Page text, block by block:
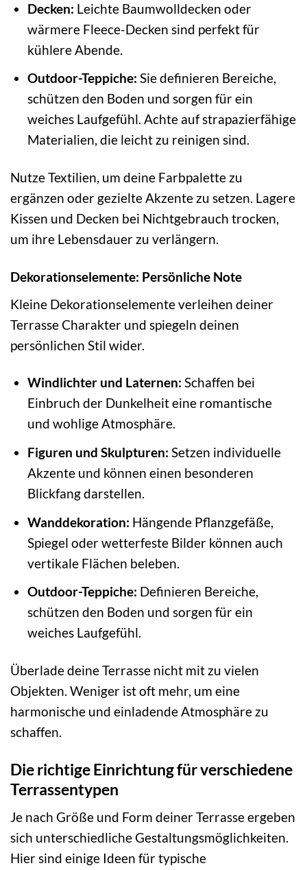
Decken: Leichte Baumwolldecken oder
wärmere Fleece-Decken sind perfekt für
kühlere Abende.
Outdoor-Teppiche: Sie definieren Bereiche,
schützen den Boden und sorgen für ein
weiches Laufgefühl. Achte auf strapazierfähige
Materialien, die leicht zu reinigen sind.
Nutze Textilien, um deine Farbpalette zu
ergänzen oder gezielte Akzente zu setzen. Lagere
Kissen und Decken bei Nichtgebrauch trocken,
um ihre Lebensdauer zu verlängern.
Dekorationselemente: Persönliche Note
Kleine Dekorationselemente verleihen deiner
Terrasse Charakter und spiegeln deinen
persönlichen Stil wider.
Windlichter und Laternen: Schaffen bei
Einbruch der Dunkelheit eine romantische
und wohlige Atmosphäre.
Figuren und Skulpturen: Setzen individuelle
Akzente und können einen besonderen
Blickfang darstellen.
Wanddekoration: Hängende Pflanzgefäße,
Spiegel oder wetterfeste Bilder können auch
vertikale Flächen beleben.
Outdoor-Teppiche: Definieren Bereiche,
schützen den Boden und sorgen für ein
weiches Laufgefühl.
Überlade deine Terrasse nicht mit zu vielen
Objekten. Weniger ist oft mehr, um eine
harmonische und einladende Atmosphäre zu
schaffen.
Die richtige Einrichtung für verschiedene
Terrassentypen
Je nach Größe und Form deiner Terrasse ergeben
sich unterschiedliche Gestaltungsmöglichkeiten.
Hier sind einige Ideen für typische